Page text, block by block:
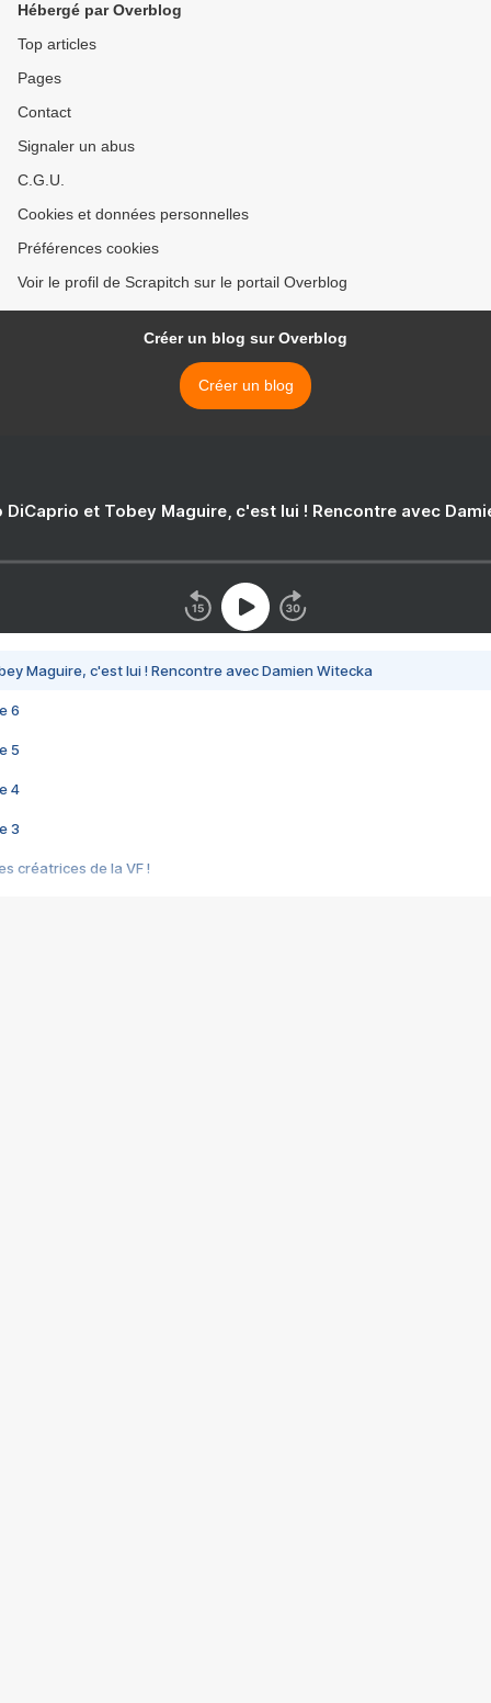
Hébergé par Overblog
Top articles
Pages
Contact
Signaler un abus
C.G.U.
Cookies et données personnelles
Préférences cookies
Voir le profil de Scrapitch sur le portail Overblog
Créer un blog sur Overblog
Créer un blog
DiCaprio et Tobey Maguire, c'est lui ! Rencontre avec
Maguire, c'est lui ! Rencontre avec Damien Witecka
6
5
4
3
créatrices de la VF !